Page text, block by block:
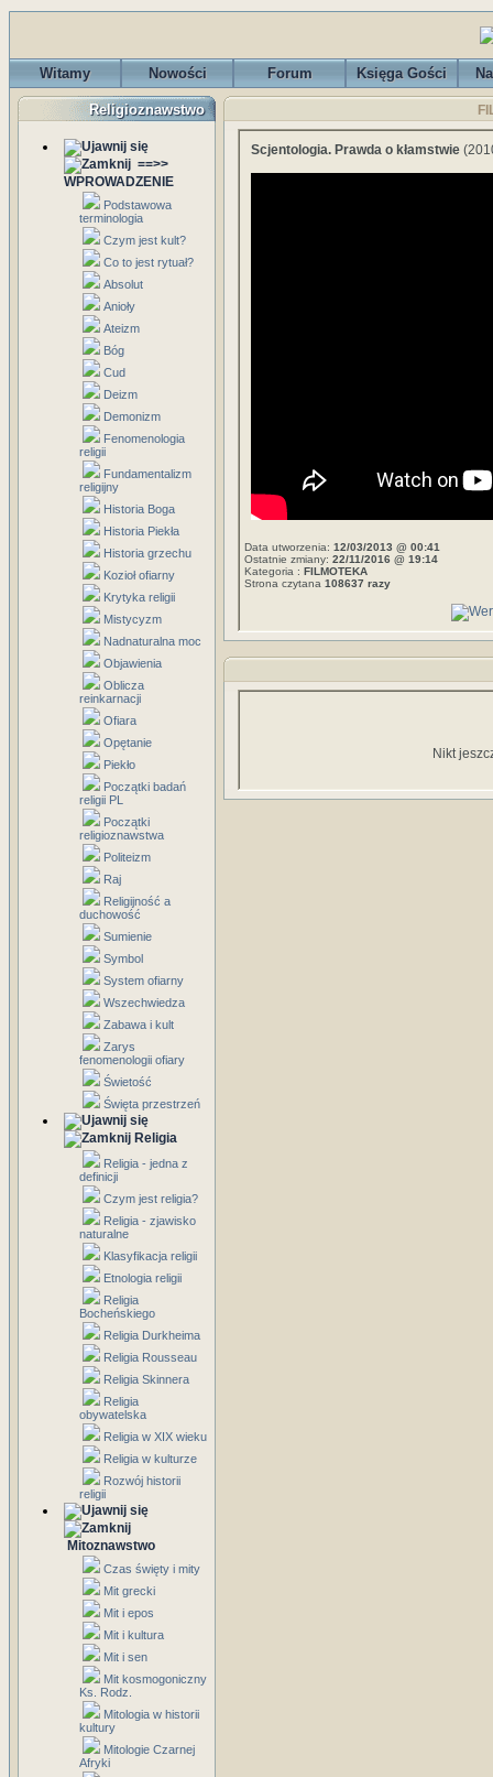
Witamy Nowości Forum Księga Gości
Religioznawstwo
==>>
WPROWADZENIE
Podstawowa
terminologia
Czym jest kult?
Co to jest rytuał?
Absolut
Anioły
Ateizm
Bóg
Cud
Deizm
Demonizm
Fenomenologia
religii
Fundamentalizm
religijny
Historia Boga
Historia Piekła
Historia grzechu
Kozioł ofiarny
Krytyka religii
Mistycyzm
Nadnaturalna moc
Objawienia
Oblicza
reinkarnacji
Ofiara
Opętanie
Piekło
Początki badań
religii PL
Początki
religioznawstwa
Politeizm
Raj
Religijność a
duchowość
Sumienie
Symbol
System ofiarny
Wszechwiedza
Zabawa i kult
Zarys
fenomenologii ofiary
Świetość
Święta przestrzeń
Religia
Religia - jedna z
definicji
Czym jest religia?
Religia - zjawisko
naturalne
Klasyfikacja religii
Etnologia religii
Religia
Bocheńskiego
Religia Durkheima
Religia Rousseau
Religia Skinnera
Religia
obywatelska
Religia w XIX wieku
Religia w kulturze
Rozwój historii
religii
Mitoznawstwo
Czas święty i mity
Mit grecki
Mit i epos
Mit i kultura
Mit i sen
Mit kosmogoniczny
Ks. Rodz.
Mitologia w historii
kultury
Mitologie Czarnej
Afryki
Scjentologia. Prawda o kłamstwie
Data utworzenia: 12/03/2013 @ 00:41
Ostatnie zmiany: 22/11/2016 @ 19:14
Kategoria : FILMOTEKA
Strona czytana 108637 razy
Nikt